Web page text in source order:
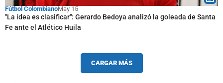
Fútbol ColombianoMay 15
"La idea es clasificar": Gerardo Bedoya analizó la goleada de Santa
Fe ante el Atlético Huila
CARGAR MÁS